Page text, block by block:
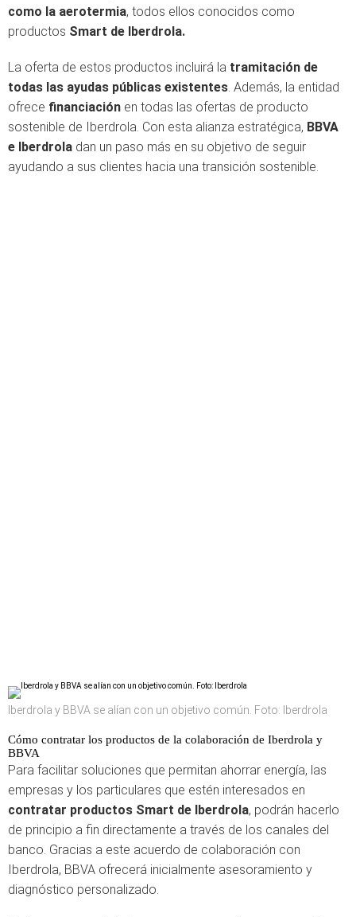
como la aerotermia, todos ellos conocidos como
productos Smart de Iberdrola.
La oferta de estos productos incluirá la tramitación de
todas las ayudas públicas existentes. Además, la entidad
ofrece financiación en todas las ofertas de producto
sostenible de Iberdrola. Con esta alianza estratégica, BBVA
e Iberdrola dan un paso más en su objetivo de seguir
ayudando a sus clientes hacia una transición sostenible.
Iberdrola y BBVA se alían con un objetivo común. Foto: Iberdrola
Cómo contratar los productos de la colaboración de Iberdrola y
BBVA
Para facilitar soluciones que permitan ahorrar energía, las
empresas y los particulares que estén interesados en
contratar productos Smart de Iberdrola, podrán hacerlo
de principio a fin directamente a través de los canales del
banco. Gracias a este acuerdo de colaboración con
Iberdrola, BBVA ofrecerá inicialmente asesoramiento y
diagnóstico personalizado.